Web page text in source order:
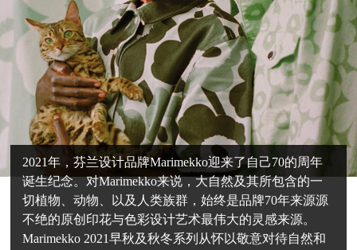
2021年，芬兰设计品牌Marimekko迎来了自己70的周年
诞生纪念。对Marimekko来说，大自然及其所包含的一
切植物、动物、以及人类族群，始终是品牌70年来源源
不绝的原创印花与色彩设计艺术最伟大的灵感来源。
Marimekko 2021早秋及秋冬系列从怀以敬意对待自然和